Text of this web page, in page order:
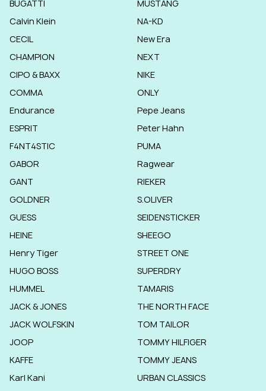
BUGATTI
Calvin Klein
CECIL
CHAMPION
CIPO & BAXX
COMMA
Endurance
ESPRIT
F4NT4STIC
GABOR
GANT
GOLDNER
GUESS
HEINE
Henry Tiger
HUGO BOSS
HUMMEL
JACK & JONES
JACK WOLFSKIN
JOOP
KAFFE
Karl Kani
MUSTANG
NA-KD
New Era
NEXT
NIKE
ONLY
Pepe Jeans
Peter Hahn
PUMA
Ragwear
RIEKER
S.OLIVER
SEIDENSTICKER
SHEEGO
STREET ONE
SUPERDRY
TAMARIS
THE NORTH FACE
TOM TAILOR
TOMMY HILFIGER
TOMMY JEANS
URBAN CLASSICS